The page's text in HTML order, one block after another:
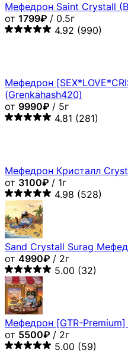
Мефедрон Saint Crystall
от 1799₽ / 0.5г
4.92 (990)
Мефедрон
(Grenkahash420)
от 9990₽ / 5г
4.81 (281)
Мефедрон Кристалл
от 3100₽ / 1г
4.98 (528)
Sand Crystall Surag
от 4990₽ / 2г
5.00 (32)
Мефедрон [GTR-
от 5500₽ / 2г
5.00 (59)